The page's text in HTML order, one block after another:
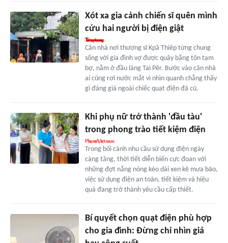
Xót xa gia cảnh chiến sĩ quên mình
cứu hai người bị điện giật
Căn nhà nơi thượng sĩ Kpă Thiêp từng chung
sống với gia đình vợ được quây bằng tôn tạm
bợ, nằm ở đầu làng Tai Pêr. Bước vào căn nhà
ai cũng rơi nước mắt vì nhìn quanh chẳng thấy
gì đáng giá ngoài chiếc quạt điện đã cũ.
Khi phụ nữ trở thành 'đầu tàu'
trong phong trào tiết kiệm điện
Trong bối cảnh nhu cầu sử dụng điện ngày
càng tăng, thời tiết diễn biến cực đoan với
những đợt nắng nóng kéo dài xen kẽ mưa bão,
việc sử dụng điện an toàn, tiết kiệm và hiệu
quả đang trở thành yêu cầu cấp thiết.
Bí quyết chọn quạt điện phù hợp
cho gia đình: Đừng chỉ nhìn giá